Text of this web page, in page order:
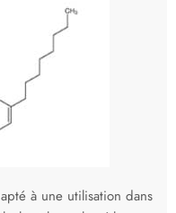
à une utilisation dans